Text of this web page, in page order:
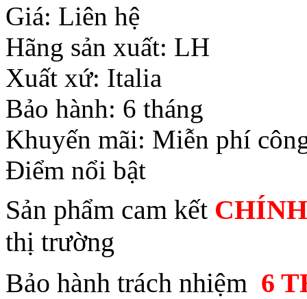
Giá: Liên hệ
Hãng sản xuất: LH
Xuất xứ: Italia
Bảo hành: 6 tháng
Khuyến mãi: Miễn phí
Điểm nổi bật
Sản phẩm cam kết
thị trường
Bảo hành trách nhiệm 6